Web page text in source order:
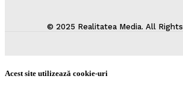
© 2025 Realitatea Media. All
Acest site utilizează cookie-uri